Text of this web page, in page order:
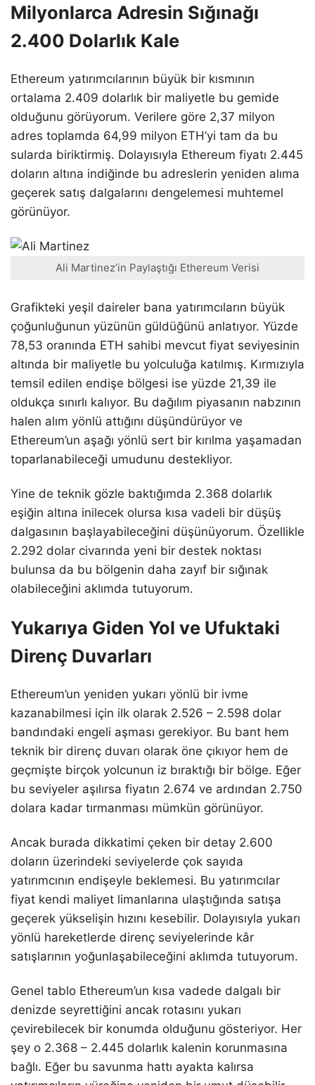
Milyonlarca Adresin Sığınağı
2.400 Dolarlık Kale
Ethereum yatırımcılarının büyük bir kısmının
ortalama 2.409 dolarlık bir maliyetle bu gemide
olduğunu görüyorum. Verilere göre 2,37 milyon
adres toplamda 64,99 milyon ETH’yi tam da bu
sularda biriktirmiş. Dolayısıyla Ethereum fiyatı 2.445
doların altına indiğinde bu adreslerin yeniden alıma
geçerek satış dalgalarını dengelemesi muhtemel
görünüyor.
Ali Martinez’in Paylaştığı Ethereum Verisi
Grafikteki yeşil daireler bana yatırımcıların büyük
çoğunluğunun yüzünün güldüğünü anlatıyor. Yüzde
78,53 oranında ETH sahibi mevcut fiyat seviyesinin
altında bir maliyetle bu yolculuğa katılmış. Kırmızıyla
temsil edilen endişe bölgesi ise yüzde 21,39 ile
oldukça sınırlı kalıyor. Bu dağılım piyasanın nabzının
halen alım yönlü attığını düşündürüyor ve
Ethereum’un aşağı yönlü sert bir kırılma yaşamadan
toparlanabileceği umudunu destekliyor.
Yine de teknik gözle baktığımda 2.368 dolarlık
eşiğin altına inilecek olursa kısa vadeli bir düşüş
dalgasının başlayabileceğini düşünüyorum. Özellikle
2.292 dolar civarında yeni bir destek noktası
bulunsa da bu bölgenin daha zayıf bir sığınak
olabileceğini aklımda tutuyorum.
Yukarıya Giden Yol ve Ufuktaki
Direnç Duvarları
Ethereum’un yeniden yukarı yönlü bir ivme
kazanabilmesi için ilk olarak 2.526 – 2.598 dolar
bandındaki engeli aşması gerekiyor. Bu bant hem
teknik bir direnç duvarı olarak öne çıkıyor hem de
geçmişte birçok yolcunun iz bıraktığı bir bölge. Eğer
bu seviyeler aşılırsa fiyatın 2.674 ve ardından 2.750
dolara kadar tırmanması mümkün görünüyor.
Ancak burada dikkatimi çeken bir detay 2.600
doların üzerindeki seviyelerde çok sayıda
yatırımcının endişeyle beklemesi. Bu yatırımcılar
fiyat kendi maliyet limanlarına ulaştığında satışa
geçerek yükselişin hızını kesebilir. Dolayısıyla yukarı
yönlü hareketlerde direnç seviyelerinde kâr
satışlarının yoğunlaşabileceğini aklımda tutuyorum.
Genel tablo Ethereum’un kısa vadede dalgalı bir
denizde seyrettiğini ancak rotasını yukarı
çevirebilecek bir konumda olduğunu gösteriyor. Her
şey o 2.368 – 2.445 dolarlık kalenin korunmasına
bağlı. Eğer bu savunma hattı ayakta kalırsa